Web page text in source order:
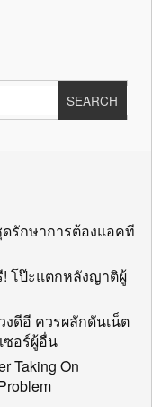
รักษาการต้องแอคที
โป๊ะแตกหลังญาติผู้
ดีอี ควรผลักดันเน็ต
ซอร์ผู้อื่น
Taking On